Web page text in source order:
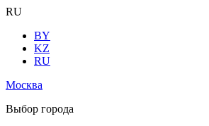
RU
BY
KZ
RU
Москва
Выбор города